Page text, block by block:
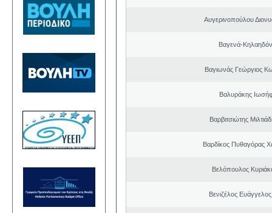
Αυγερινοπούλου
Βαγενά-
Βαγιωνάς Γεώργιος
Βαλυράκης
Βαρβιτσιώτης
Βαρδίκος Πυθαγόρας
Βελόπουλος
Βενιζέλος